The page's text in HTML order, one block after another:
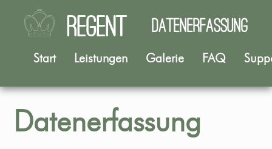
REGENT Datenerfassung
Start Leistungen Galerie FAQ
Datenerfassung